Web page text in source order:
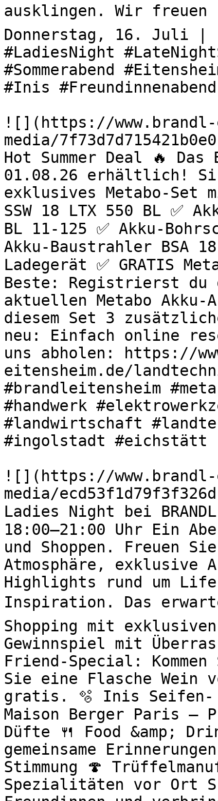
ausklingen. Wir freuen
Donnerstag, 16. Juli |
#LadiesNight
#Sommerabend
#Inis
![](https://
media/
Hot Summer Deal 🔥 Das
01.08.26 erhältlich!
exklusives Metabo-Set
SSW 18 LTX 550 BL ✅
BL 11-125 ✅ Akku-
Akku-Baustrahler BSA
Ladegerät ✅ GRATIS
Beste: Registrierst du
aktuellen Metabo
diesem Set 3
neu: Einfach online
uns abholen: https://
eitensheim.de/
#brandleitensheim
#handwerk
#landwirtschaft
#ingolstadt #eichstätt
![](https://
media/
Ladies Night bei
18:00–21:00 Uhr Ein
und Shoppen. Freuen
Atmosphäre, exklusive
Highlights rund um
Inspiration. Das
Shopping mit
Gewinnspiel mit
Friend-Special:
Sie eine Flasche Wein
gratis. 🫧 Inis Seifen-
Maison Berger Paris –
Düfte 🍴 Food &amp;
gemeinsame
Stimmung 🍄
Spezialitäten vor Ort